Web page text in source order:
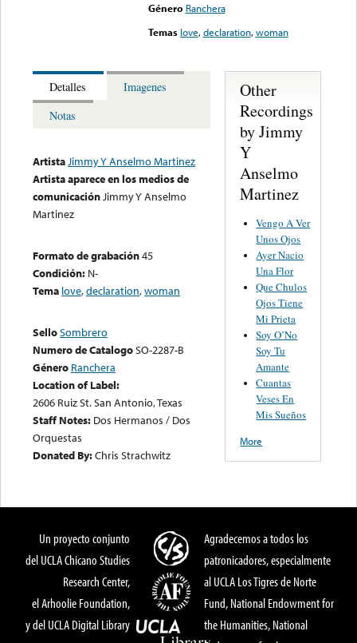
Género Ranchera
Temas love,declaration,woman
Detalles
Imagenes
Notas
ArtistaJimmy Y Anselmo Martinez
Artista aparece en los medios de
comunicaciónJimmy Y Anselmo
Martinez
Formato de grabación45
Condición: N-
Tema love,declaration,woman
SelloSombrero
Numero de CatalogoSO-2287-B
Género Ranchera
Location of Label:
2606 Ruiz St. San Antonio, Texas
Staff Notes: Dos Hermanos / Dos
Orquestas
Donated By:Chris Strachwitz
Other
Recordings
by Jimmy
Y
Anselmo
Martinez
Vengo A Ver
Unos Ojos
Ayer Nacio
Una Flor
Que Chulos
Ojos Tiene
Mi Prieta
Soy O’No
Soy Tu
Amante
Cuantas
Veses En
Mis Sueños
More
Un proyecto conjunto
del UCLA Chicano Studies
Research Center,
el Arhoolie Foundation,
y del UCLA Digital Library
Agradecemos a todos los
patronicadores, especialmente
al UCLA Los Tigres de Norte
Fund, National Endowment for
the Humanities, National